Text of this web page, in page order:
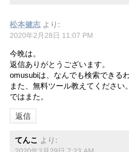
松本健志 より:
2020年2月28日 11:07 PM
今晩は。
返信ありがとうございます。
omusubiは、なんでも検索できる
また、無料ツール教えてください。
ではまた。
返信
てんこ より: